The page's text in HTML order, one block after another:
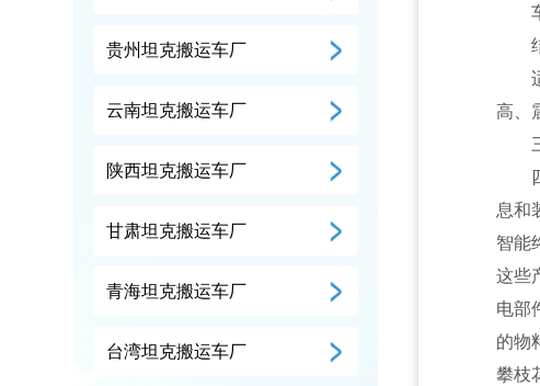
贵州坦克搬运车厂
云南坦克搬运车厂
陕西坦克搬运车厂
甘肃坦克搬运车厂
青海坦克搬运车厂
台湾坦克搬运车厂
高、
息和
智能
这些
电部
的物
攀枝